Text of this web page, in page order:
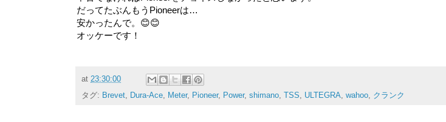
だってたぶんもうPioneerは…
安かったんで。😊😊
オッケーです！
at 23:30:00
タグ: Brevet Dura-Ace Meter, Pioneer, Power, shimano TSS ULTEGRA wahoo クランク